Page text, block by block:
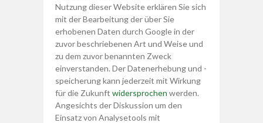
Nutzung dieser Website erklären Sie sich
mit der Bearbeitung der über Sie
erhobenen Daten durch Google in der
zuvor beschriebenen Art und Weise und
zu dem zuvor benannten Zweck
einverstanden. Der Datenerhebung und -
speicherung kann jederzeit mit Wirkung
für die Zukunft widersprochen werden.
Angesichts der Diskussion um den
Einsatz von Analysetools mit